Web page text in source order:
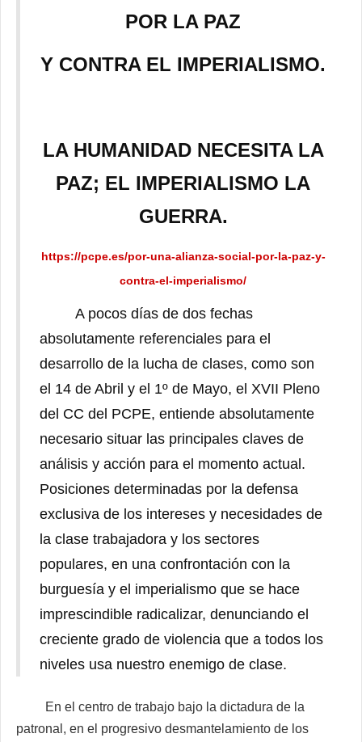
POR LA PAZ
Y CONTRA EL IMPERIALISMO.
LA HUMANIDAD NECESITA LA
PAZ; EL IMPERIALISMO LA
GUERRA.
https://pcpe.es/por-una-alianza-social-por-la-paz-y-
contra-el-imperialismo/
A pocos días de dos fechas
absolutamente referenciales para el
desarrollo de la lucha de clases, como son
el 14 de Abril y el 1º de Mayo, el XVII Pleno
del CC del PCPE, entiende absolutamente
necesario situar las principales claves de
análisis y acción para el momento actual.
Posiciones determinadas por la defensa
exclusiva de los intereses y necesidades de
la clase trabajadora y los sectores
populares, en una confrontación con la
burguesía y el imperialismo que se hace
imprescindible radicalizar, denunciando el
creciente grado de violencia que a todos los
niveles usa nuestro enemigo de clase.
En el centro de trabajo bajo la dictadura de la
patronal, en el progresivo desmantelamiento de los